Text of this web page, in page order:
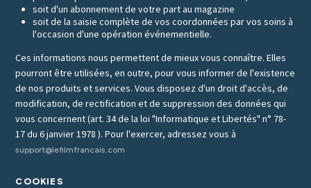
soit d'un abonnement de votre part au magazine
soit de la saisie complète de vos coordonnées par vos soins à
l'occasion d'une opération événementielle.
Ces informations nous permettent de mieux vous connaître. Elles
pourront être utilisées, en outre, pour vous informer de l'existence
de nos produits et services. Vous disposez d'un droit d'accès, de
modification, de rectification et de suppression des données qui
vous concernent (art. 34 de la loi "Informatique et Libertés" n° 78-
17 du 6 janvier 1978 ). Pour l'exercer, adressez vous à
support@lefilmfrancais.com
COOKIES